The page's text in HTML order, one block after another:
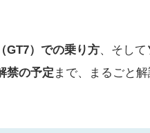
GT7）での乗り方 、そして
禁の予定 まで、まるごと解